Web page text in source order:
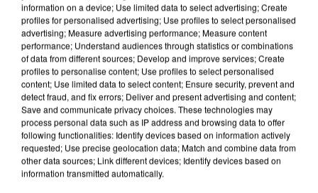
APRÈS TOUTES CES CANICULES, LES REFUGES
DE FAUNE SAUVAGE SONT...
information on a device; Use limited data to select advertising; Create
profiles for personalised advertising; Use profiles to select personalised
advertising; Measure advertising performance; Measure content
performance; Understand audiences through statistics or combinations
of data from different sources; Develop and improve services; Create
profiles to personalise content; Use profiles to select personalised
content; Use limited data to select content; Ensure security, prevent and
detect fraud, and fix errors; Deliver and present advertising and content;
Save and communicate privacy choices. These technologies may
process personal data such as IP address and browsing data to offer
following functionalities: Identify devices based on information actively
requested; Use precise geolocation data; Match and combine data from
other data sources; Link different devices; Identify devices based on
information transmitted automatically.